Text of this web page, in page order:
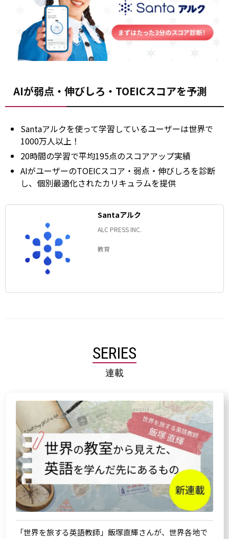
AIが弱点・伸びしろ・TOEICスコアを予測
Santaアルクを使って学習しているユーザーは世界で
1000万人以上！
20時間の学習で平均195点のスコアアップ実績
AIがユーザーのTOEICスコア・弱点・伸びしろを診断
し、個別最適化されたカリキュラムを提供
Santaアルク
ALC PRESS INC.
教育
SERIES
連載
「世界を旅する英語教師」飯塚直輝さんが、世界各地で